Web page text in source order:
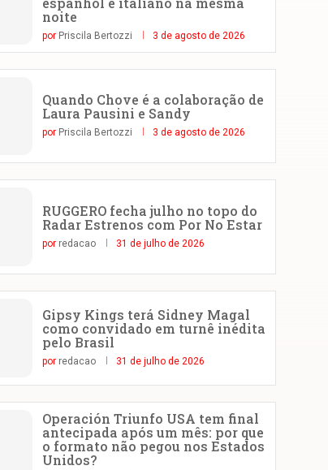
noite
por Priscila Bertozzi 3 de agosto de 2026
Quando Chove é a colaboração de
Laura Pausini e Sandy
por Priscila Bertozzi 3 de agosto de 2026
RUGGERO fecha julho no topo do
Radar Estrenos com Por No Estar
por redacao 31 de julho de 2026
Gipsy Kings terá Sidney Magal
como convidado em turnê inédita
pelo Brasil
por redacao 31 de julho de 2026
Operación Triunfo USA tem final
antecipada após um mês: por que
o formato não pegou nos Estados
Unidos?